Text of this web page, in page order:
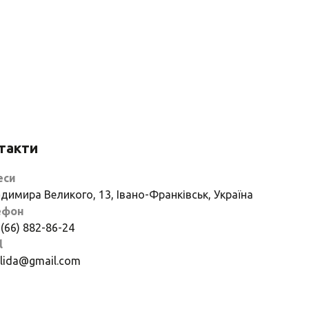
Великого, 13, Івано-Франківськ, Україна
882-86-24